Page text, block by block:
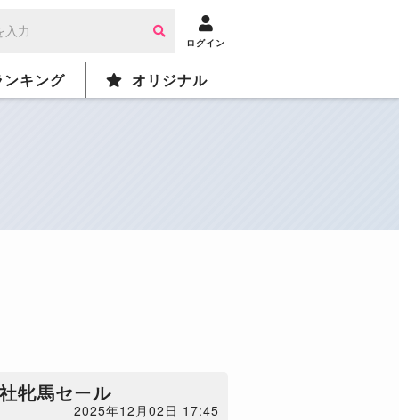
ログイン
ンキング オリジナル
牝馬セール
2025年12月02日 17:45